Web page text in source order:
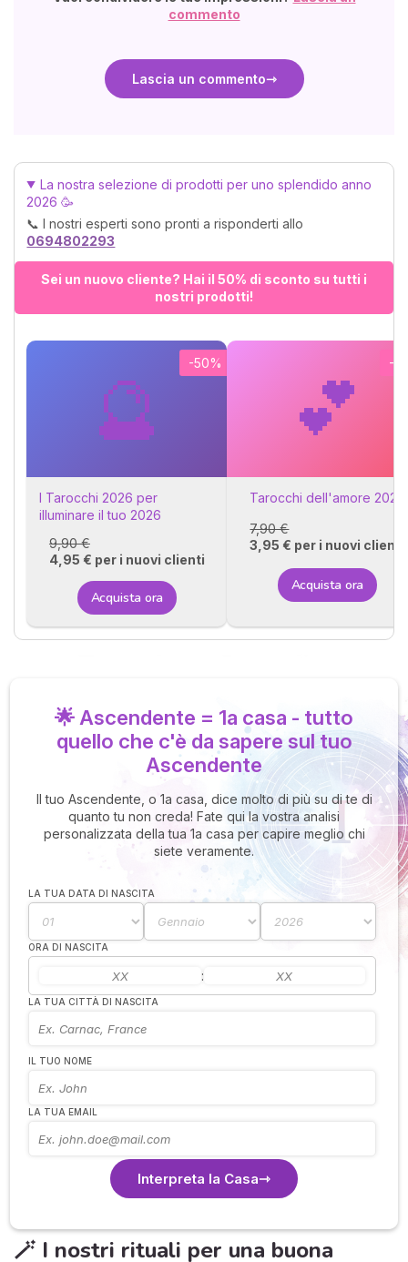
commento
Lascia un commento
La nostra selezione di prodotti per uno splendido anno
2026 🥳
📞 I nostri esperti sono pronti a risponderti allo
0694802293
Sei un nuovo cliente? Hai il 50% di sconto su tutti i
nostri prodotti!
-50%
🔮
I Tarocchi 2026 per
illuminare il tuo 2026
9,90 €
4,95 € per i nuovi clienti
Acquista ora
-
💕
Tarocchi dell'amore 2026
7,90 €
3,95 € per i nuovi clienti
Acquista ora
🌟 Ascendente = 1a casa - tutto
quello che c'è da sapere sul tuo
Ascendente
Il tuo Ascendente, o 1a casa, dice molto di più su di te di
quanto tu non creda! Fate qui la vostra analisi
personalizzata della tua 1a casa per capire meglio chi
siete veramente.
LA TUA DATA DI NASCITA
ORA DI NASCITA
:
LA TUA CITTÀ DI NASCITA
IL TUO NOME
LA TUA EMAIL
Interpreta la Casa
🪄 I nostri rituali per una buona